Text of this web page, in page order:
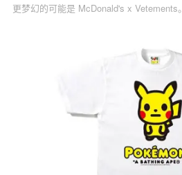
更梦幻的可能是 McDonald's x Vetements。